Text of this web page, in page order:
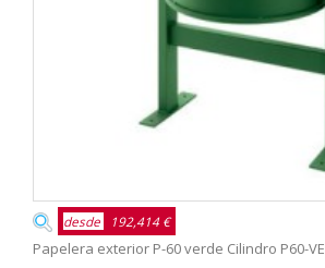
desde 192,414 €
Papelera exterior P-60 verde Cilindro P60-VE